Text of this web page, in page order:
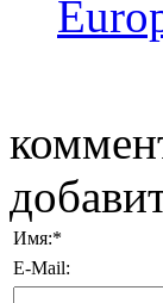
Имя:*
E-Mail: